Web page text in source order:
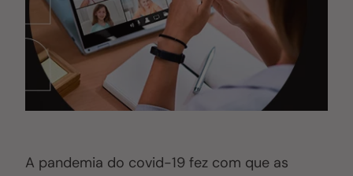
A pandemia do covid-19 fez com que as